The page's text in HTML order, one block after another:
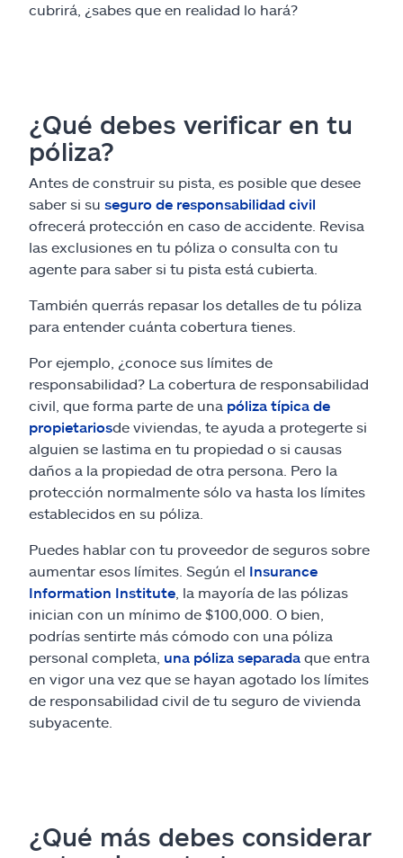
cubrirá, ¿sabes que en realidad lo hará?
¿Qué debes verificar en tu
póliza?
Antes de construir su pista, es posible que desee
saber si su seguro de responsabilidad civil
ofrecerá protección en caso de accidente. Revisa
las exclusiones en tu póliza o consulta con tu
agente para saber si tu pista está cubierta.
También querrás repasar los detalles de tu póliza
para entender cuánta cobertura tienes.
Por ejemplo, ¿conoce sus límites de
responsabilidad? La cobertura de responsabilidad
civil, que forma parte de una póliza típica de
propietariosde viviendas, te ayuda a protegerte si
alguien se lastima en tu propiedad o si causas
daños a la propiedad de otra persona. Pero la
protección normalmente sólo va hasta los límites
establecidos en su póliza.
Puedes hablar con tu proveedor de seguros sobre
aumentar esos límites. Según el Insurance
Information Institute , la mayoría de las pólizas
inician con un mínimo de $100,000. O bien,
podrías sentirte más cómodo con una póliza
personal completa, una póliza separada que entra
en vigor una vez que se hayan agotado los límites
de responsabilidad civil de tu seguro de vivienda
subyacente.
¿Qué más debes considerar